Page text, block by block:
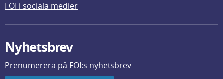
FOI i sociala medier
Nyhetsbrev
Prenumerera på FOI:s nyhetsbrev